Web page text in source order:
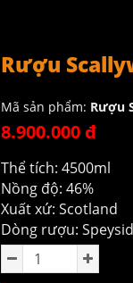
Rượu
Mã sản phẩm: Rượu
8.900.000 đ
Thể tích: 4500ml
Nồng độ: 46%
Xuất xứ: Scotland
Dòng rượu: